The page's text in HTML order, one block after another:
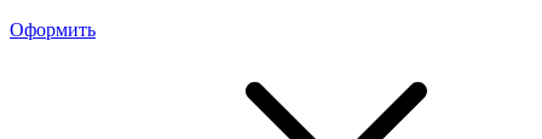
Оформить